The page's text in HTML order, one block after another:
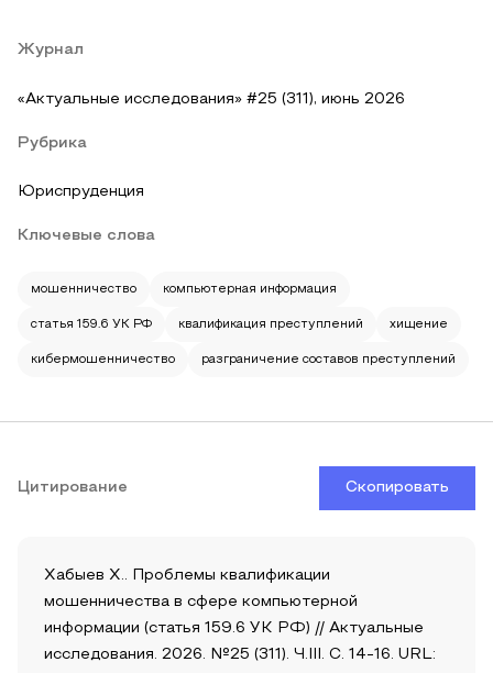
Журнал
«Актуальные исследования» #25 (311), июнь 2026
Рубрика
Юриспруденция
Ключевые слова
мошенничество компьютерная информация
статья 159.6 УК РФ квалификация преступлений хищение
кибермошенничество разграничение составов преступлений
Цитирование Скопировать
Хабыев Х.. Проблемы квалификации
мошенничества в сфере компьютерной
информации (статья 159.6 УК РФ) // Актуальные
исследования. 2026. №25 (311). Ч.III. С. 14-16. URL: